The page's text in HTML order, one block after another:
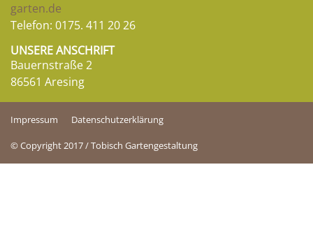
garten.de
Telefon: 0175. 411 20 26
UNSERE ANSCHRIFT
Bauernstraße 2
86561 Aresing
© Copyright 2017 / Tobisch Gartengestaltung
Impressum Datenschutzerklärung